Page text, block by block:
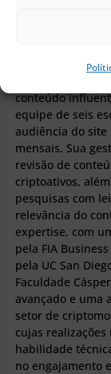
conteúdo
equipe de seis
audiência do site
mensais. Sua
revisão de
criptoativos,
pesquisas com
relevância do
expertise, com
pela FIA
pela UC San
Faculdade
avançado e uma
setor de
cujas
habilidade
no engajamento